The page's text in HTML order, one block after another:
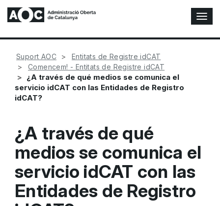
A
l
t
Suport AOC
Entitats de Registre idCAT
Comencem! - Entitats de Registre idCAT
¿A través de qué medios se comunica el
servicio idCAT con las Entidades de Registro
idCAT?
¿A través de qué
medios se comunica el
servicio idCAT con las
Entidades de Registro